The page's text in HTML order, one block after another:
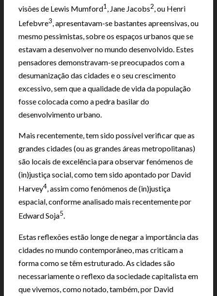
visões de Lewis Mumford1, Jane Jacobs2, ou Henri
Lefebvre3, apresentavam-se bastantes apreensivas, ou
mesmo pessimistas, sobre os espaços urbanos que se
estavam a desenvolver no mundo desenvolvido. Estes
pensadores demonstravam-se preocupados com a
desumanização das cidades e o seu crescimento
excessivo, sem que a qualidade de vida da população
fosse colocada como a pedra basilar do
desenvolvimento urbano.
Mais recentemente, tem sido possível verificar que as
grandes cidades (ou as grandes áreas metropolitanas)
são locais de excelência para observar fenómenos de
(in)justiça social, como tem sido apontado por David
Harvey4, assim como fenómenos de (in)justiça
espacial, conforme analisado mais recentemente por
Edward Soja5.
Estas reflexões estão longe de negar a importância das
cidades no mundo contemporâneo, mas criticam a
forma como se têm estruturado. As cidades são
necessariamente o reflexo da sociedade capitalista em
que vivemos, como notado, também, por David